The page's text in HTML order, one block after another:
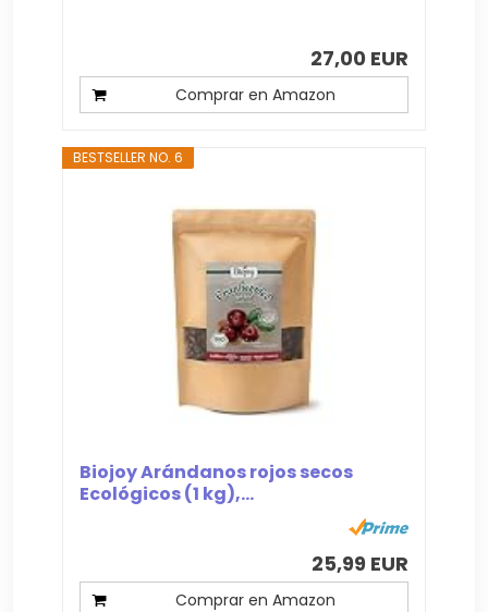
27,00 EUR
Comprar en Amazon
BESTSELLER NO. 6
Biojoy Arándanos rojos secos
Ecológicos (1 kg),...
25,99 EUR
Comprar en Amazon